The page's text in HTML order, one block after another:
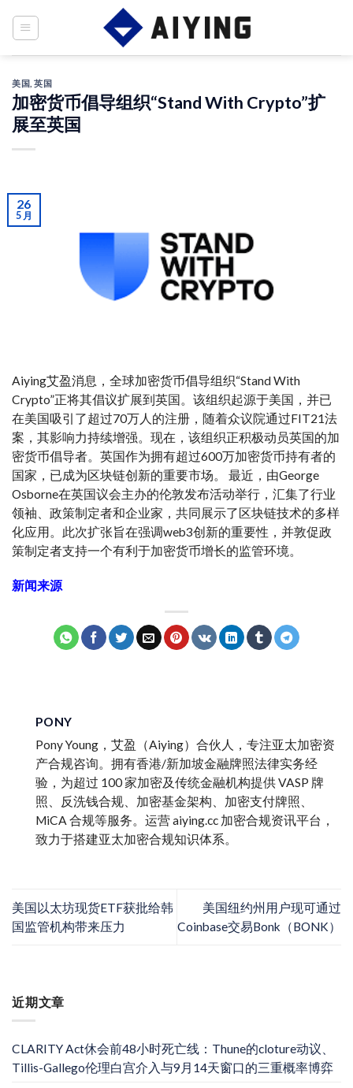
近期文章
CLARITY Act休会前48小时死亡线：Thune的cloture动议、
Tillis-Gallego伦理白宫介入与9月14天窗口的三重概率博弈
美国 ,英国
加密货币倡导组织“Stand With Crypto”扩
展至英国
26
5 月
Aiying艾盈消息，全球加密货币倡导组织“Stand With
Crypto”正将其倡议扩展到英国。该组织起源于美国，并已
在美国吸引了超过70万人的注册，随着众议院通过FIT21法
案，其影响力持续增强。现在，该组织正积极动员英国的加
密货币倡导者。英国作为拥有超过600万加密货币持有者的
国家，已成为区块链创新的重要市场。 最近，由George
Osborne在英国议会主办的伦敦发布活动举行，汇集了行业
领袖、政策制定者和企业家，共同展示了区块链技术的多样
化应用。此次扩张旨在强调web3创新的重要性，并敦促政
策制定者支持一个有利于加密货币增长的监管环境。
新闻来源
PONY
Pony Young，艾盈（Aiying）合伙人，专注亚太加密资
产合规咨询。拥有香港/新加坡金融牌照法律实务经
验，为超过 100 家加密及传统金融机构提供 VASP 牌
照、反洗钱合规、加密基金架构、加密支付牌照、
MiCA 合规等服务。运营 aiying.cc 加密合规资讯平台，
致力于搭建亚太加密合规知识体系。
美国以太坊现货ETF获批给韩
国监管机构带来压力
美国纽约州用户现可通过
Coinbase交易Bonk（BONK）